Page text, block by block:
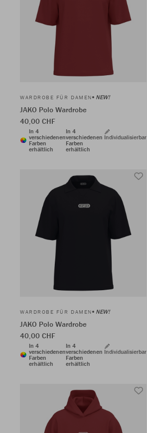
WARDROBE FÜR DAMEN NEW!
JAKO Polo Wardrobe
40,00 CHF
In 4
verschiedenen
Farben
erhältlich
In 4
verschiedenen
Farben
erhältlich
Individualisierbar
WARDROBE FÜR DAMEN NEW!
JAKO Polo Wardrobe
40,00 CHF
In 4
verschiedenen
Farben
erhältlich
In 4
verschiedenen
Farben
erhältlich
Individualisierbar